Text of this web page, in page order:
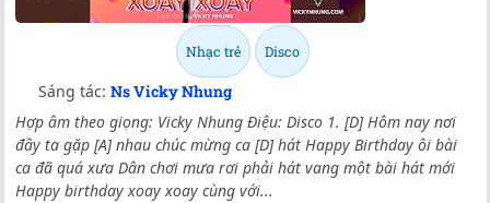
Nhạc trẻ Disco
Sáng tác: Ns Vicky Nhung
Hợp âm theo giọng: Vicky Nhung Điệu: Disco 1. [D] Hôm nay nơi
đây ta gặp [A] nhau chúc mừng ca [D] hát Happy Birthday ôi bài
ca đã quá xưa Dân chơi mưa rơi phải hát vang một bài hát mới
Happy birthday xoay xoay cùng với...